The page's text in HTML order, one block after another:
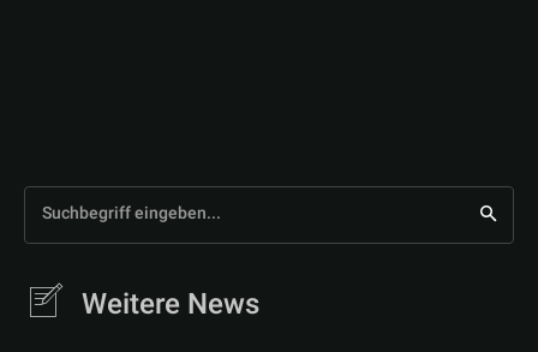
Suchbegriff eingeben...
Weitere News